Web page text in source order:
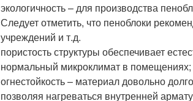
экологичность – для производства
Следует отметить, что пеноблоки
учреждений и т.д.
пористость структуры обеспечивает
нормальный микроклимат в помещениях;
огнестойкость – материал довольно
позволяя нагреваться внутренней